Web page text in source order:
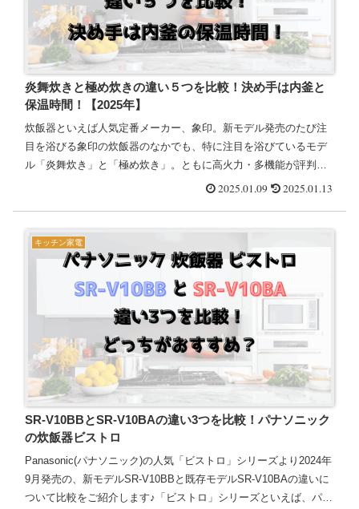
炎舞炊きと極め炊きの違い５つを比較！決め手は内釜と
保温時間！【2025年】
炊飯器といえば人気定番メーカー、象印。新モデル発売のたび注
目を浴びる象印の炊飯器のなかでも、特に注目を浴びているモデ
ル「炎舞炊き」と「極め炊き」。ともに高火力・多機能が評判の
人気モデルですが、機能や特徴、使い方、実際の炊き上がりの味
2025.01.09 2025.01.13
キッチン家電
SR-V10BBとSR-V10BAの違い3つを比較！パナソニック
の炊飯器ビストロ
Panasonic(パナソニック)の人気「ビストロ」シリーズより2024年
9月発売の、新モデルSR-V10BBと既存モデルSR-V10BAの違いに
ついて比較をご紹介します♪「ビストロ」シリーズといえば、パナ